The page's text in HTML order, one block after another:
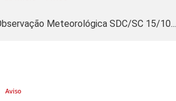
Meteorológica SDC/SC 15/10...
Aviso